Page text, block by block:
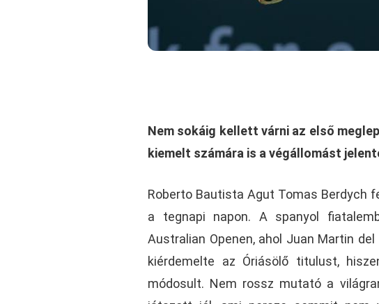
Nem sokáig kellett várni az első
kiemelt számára is a végállomást
Roberto Bautista Agut Tomas Berdych
a tegnapi napon. A spanyol
Australian Openen, ahol Juan Martin
kiérdemelte az Óriásölő titulust,
módosult. Nem rossz mutató a